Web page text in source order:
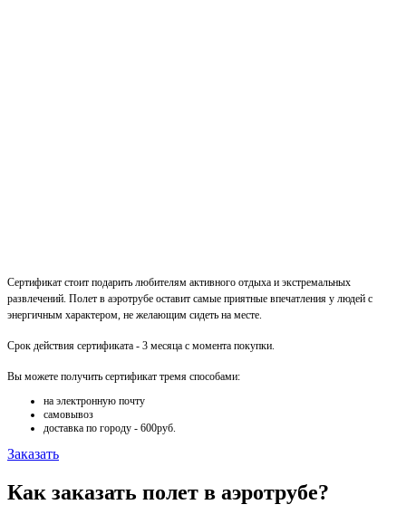
Сертификат стоит подарить любителям активного отдыха и экстремальных
развлечений. Полет в аэротрубе оставит самые приятные впечатления у людей с
энергичным характером, не желающим сидеть на месте.
Срок действия сертификата - 3 месяца с момента покупки.
Вы можете получить сертификат тремя способами:
на электронную почту
самовывоз
доставка по городу - 600руб.
Заказать
Как заказать полет в аэротрубе?